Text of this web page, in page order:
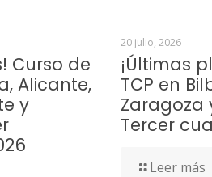
Curso de
Alicante,
y
20 julio, 2026
¡Últimas
TCP en
Zaragoza
Tercer
Leer más